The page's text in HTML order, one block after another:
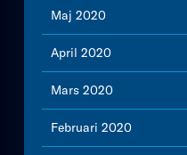
Maj 2020
April 2020
Mars 2020
Februari 2020